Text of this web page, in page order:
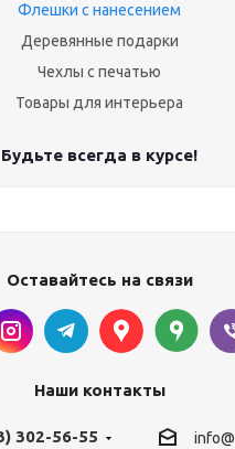
Флешки с нанесением
Деревянные подарки
Чехлы с печатью
Товары для интерьера
Будьте всегда в курсе!
Оставайтесь на связи
Наши контакты
302-56-55